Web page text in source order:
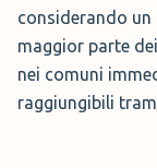
considerando un
maggior parte
nei comuni
raggiungibili